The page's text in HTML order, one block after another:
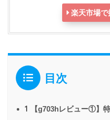
楽天市場で
目次
1 【g703hレビュー①】